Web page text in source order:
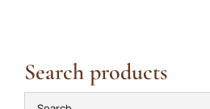
Search products